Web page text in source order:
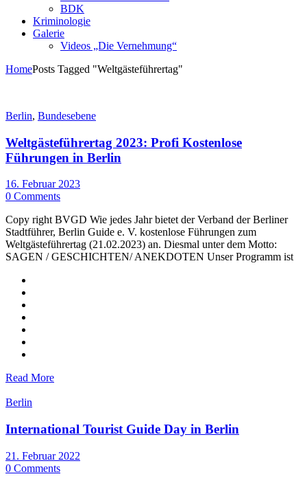
BDK
Kriminologie
Galerie
Videos „Die Vernehmung“
HomePosts Tagged "Weltgästeführertag"
Berlin, Bundesebene
Weltgästeführertag 2023: Profi Kostenlose
Führungen in Berlin
16. Februar 2023
0 Comments
Copy right BVGD Wie jedes Jahr bietet der Verband der Berliner
Stadtführer, Berlin Guide e. V. kostenlose Führungen zum
Weltgästeführertag (21.02.2023) an. Diesmal unter dem Motto:
SAGEN / GESCHICHTEN/ ANEKDOTEN Unser Programm ist
Read More
Berlin
International Tourist Guide Day in Berlin
21. Februar 2022
0 Comments